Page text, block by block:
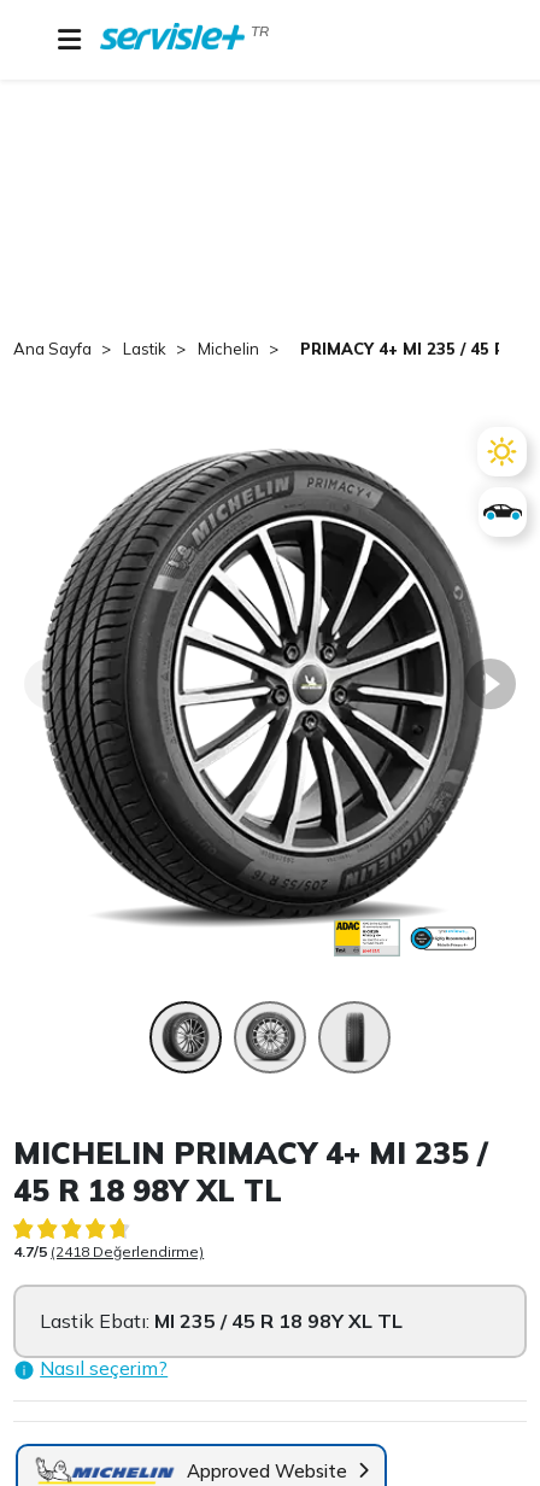
TR
Ana Sayfa Lastik Michelin PRIMACY 4+ MI 235 / 45 R 18
Item 1 of 3
MICHELIN PRIMACY 4+ MI 235 /
45 R 18 98Y XL TL
4.7/5 (2418 Değerlendirme)
Lastik Ebatı: MI 235 / 45 R 18 98Y XL TL
Nasıl seçerim?
Approved Website